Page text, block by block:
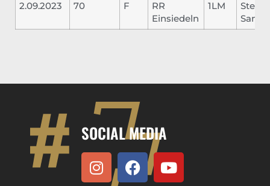
2.09.2023 70 F
RR
Einsiedeln
1LM
SOCIAL MEDIA